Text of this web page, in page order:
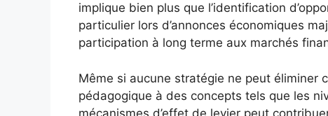
implique bien plus que l’identification
particulier lors d’annonces économiques
participation à long terme aux marchés
Même si aucune stratégie ne peut éliminer
pédagogique à des concepts tels que les
mécanismes d’effet de levier peut